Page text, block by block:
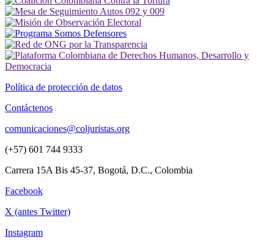
Política de protección de datos
Contáctenos
comunicaciones@coljuristas.org
(+57) 601 744 9333
Carrera 15A Bis 45-37, Bogotá, D.C., Colombia
Facebook
X (antes Twitter)
Instagram